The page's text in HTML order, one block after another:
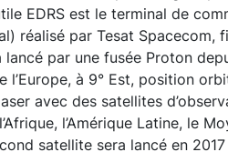
EDRS est le terminal de
réalisé par Tesat Spacecom,
lancé par une fusée Proton
l’Europe, à 9° Est, position
avec des satellites
l’Amérique Latine, le
satellite sera lancé en